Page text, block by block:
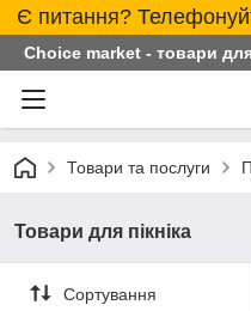
Є питання?
Choice market - товари
Товари та послуги
Товари для пікніка
Сортування